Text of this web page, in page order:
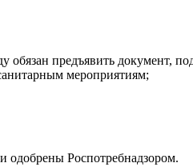
обязан предъявить документ,
мероприятиям;
одобрены Роспотребнадзором.